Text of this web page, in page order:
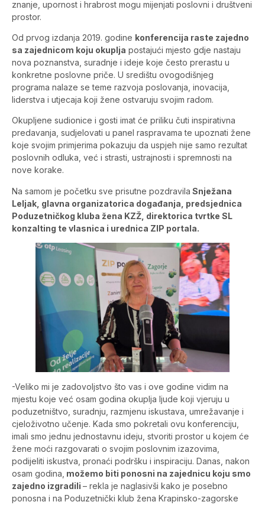
znanje, upornost i hrabrost mogu mijenjati poslovni i društveni
prostor.
Od prvog izdanja 2019. godine konferencija raste zajedno
sa zajednicom koju okuplja postajući mjesto gdje nastaju
nova poznanstva, suradnje i ideje koje često prerastu u
konkretne poslovne priče. U središtu ovogodišnjeg
programa nalaze se teme razvoja poslovanja, inovacija,
liderstva i utjecaja koji žene ostvaruju svojim radom.
Okupljene sudionice i gosti imat će priliku čuti inspirativna
predavanja, sudjelovati u panel raspravama te upoznati žene
koje svojim primjerima pokazuju da uspjeh nije samo rezultat
poslovnih odluka, već i strasti, ustrajnosti i spremnosti na
nove korake.
Na samom je početku sve prisutne pozdravila Snježana
Leljak, glavna organizatorica događanja, predsjednica
Poduzetničkog kluba žena KZŽ, direktorica tvrtke SL
konzalting te vlasnica i urednica ZIP portala.
-Veliko mi je zadovoljstvo što vas i ove godine vidim na
mjestu koje već osam godina okuplja ljude koji vjeruju u
poduzetništvo, suradnju, razmjenu iskustava, umrežavanje i
cjeloživotno učenje. Kada smo pokretali ovu konferenciju,
imali smo jednu jednostavnu ideju, stvoriti prostor u kojem će
žene moći razgovarati o svojim poslovnim izazovima,
podijeliti iskustva, pronaći podršku i inspiraciju. Danas, nakon
osam godina, možemo biti ponosni na zajednicu koju smo
zajedno izgradili – rekla je naglasivši kako je posebno
ponosna i na Poduzetnički klub žena Krapinsko-zagorske